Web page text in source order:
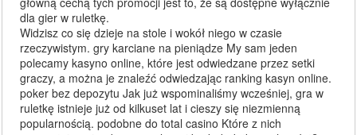
dla gier w ruletkę.
Widzisz co się dzieje na stole i wokół niego w czasie
rzeczywistym. gry karciane na pieniądze My sam jeden
polecamy kasyno online, które jest odwiedzane przez setki
graczy, a można je znaleźć odwiedzając ranking kasyn online.
poker bez depozytu Jak już wspominaliśmy wcześniej, gra w
ruletkę istnieje już od kilkuset lat i cieszy się niezmienną
popularnością. podobne do total casino Które z nich